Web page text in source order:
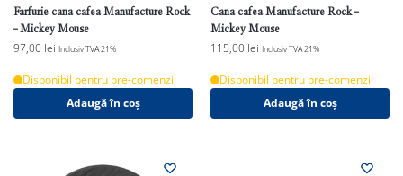
Farfurie cana cafea Manufacture Rock
– Mickey Mouse
97,00 lei Inclusiv TVA 21%
Disponibil pentru pre-comenzi
Adaugă în coș
Cana cafea Manufacture Rock –
Mickey Mouse
115,00 lei Inclusiv TVA 21%
Disponibil pentru pre-comenzi
Adaugă în coș